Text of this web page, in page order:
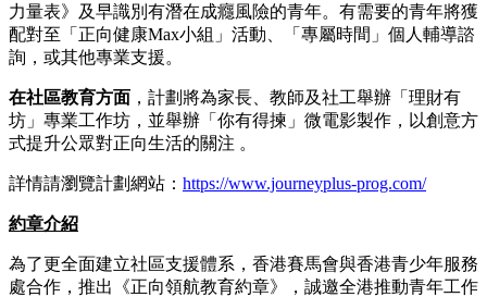
力量表》及早識別有潛在成癮風險的青年。有需要的青年將獲
配對至「正向健康Max小組」活動、「專屬時間」個人輔導諮
詢，或其他專業支援。
在社區教育方面 ，計劃將為家長、教師及社工舉辦「理財有
坊」專業工作坊，並舉辦「你有得揀」微電影製作，以創意方
式提升公眾對正向生活的關注 。
詳情請瀏覽計劃網站： https://www.journeyplus-prog.com/
約章介紹
為了更全面建立社區支援體系，香港賽馬會與香港青少年服務
處合作，推出《正向領航教育約章》，誠邀全港推動青年工作